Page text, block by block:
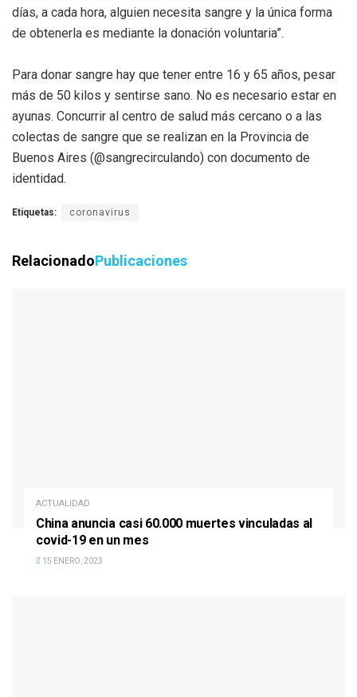
días, a cada hora, alguien necesita sangre y la única forma
de obtenerla es mediante la donación voluntaria”.
Para donar sangre hay que tener entre 16 y 65 años, pesar
más de 50 kilos y sentirse sano. No es necesario estar en
ayunas. Concurrir al centro de salud más cercano o a las
colectas de sangre que se realizan en la Provincia de
Buenos Aires (@sangrecirculando) con documento de
identidad.
Etiquetas: coronavirus
RelacionadoPublicaciones
ACTUALIDAD
China anuncia casi 60.000 muertes vinculadas al
covid-19 en un mes
15 ENERO, 2023